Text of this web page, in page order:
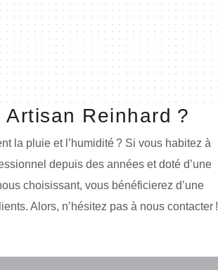
Reinhard ?
la pluie et l’humidité ? Si vous habitez à
depuis des années et doté d’une
choisissant, vous bénéficierez d’une
Alors, n’hésitez pas à nous contacter !